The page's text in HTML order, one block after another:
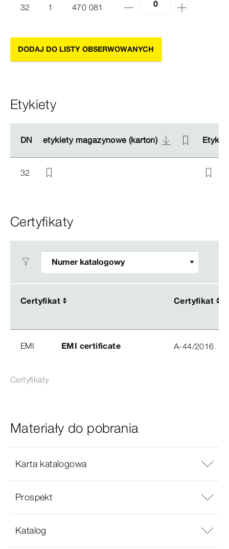
32 1 470 081
DODAJ DO LISTY OBSERWOWANYCH
Etykiety
DN etykiety magazynowe (karton)
DN etykiety magazynowe (karton)
32
Certyfikaty
Certyfikat Certyfikat
Certyfikat Certyfikat
EMI EMI certificate A-44/2016
Certyfikaty
Materiały do pobrania
Karta katalogowa
Prospekt
Katalog